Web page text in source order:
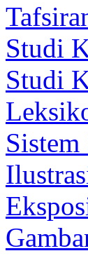
Studi
Studi
Sistem